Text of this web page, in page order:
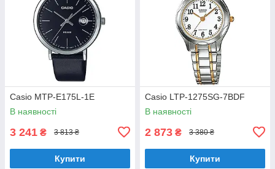
Casio MTP-E175L-1E
В наявності
3 241 ₴ 3 813 ₴
Купити
Casio LTP-1275SG-7BDF
В наявності
2 873 ₴ 3 380 ₴
Купити